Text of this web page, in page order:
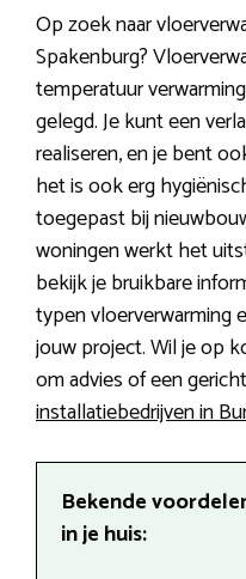
Op zoek naar
Spakenburg?
temperatuur
gelegd. Je kunt een
realiseren, en je bent
het is ook erg
toegepast bij
woningen werkt het
bekijk je bruikbare
typen vloerverwarming
jouw project. Wil je op
om advies of een
installatiebedrijven in
Bekende
in je huis: